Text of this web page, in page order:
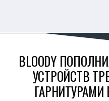
BLOODY
УСТРОЙСТВ